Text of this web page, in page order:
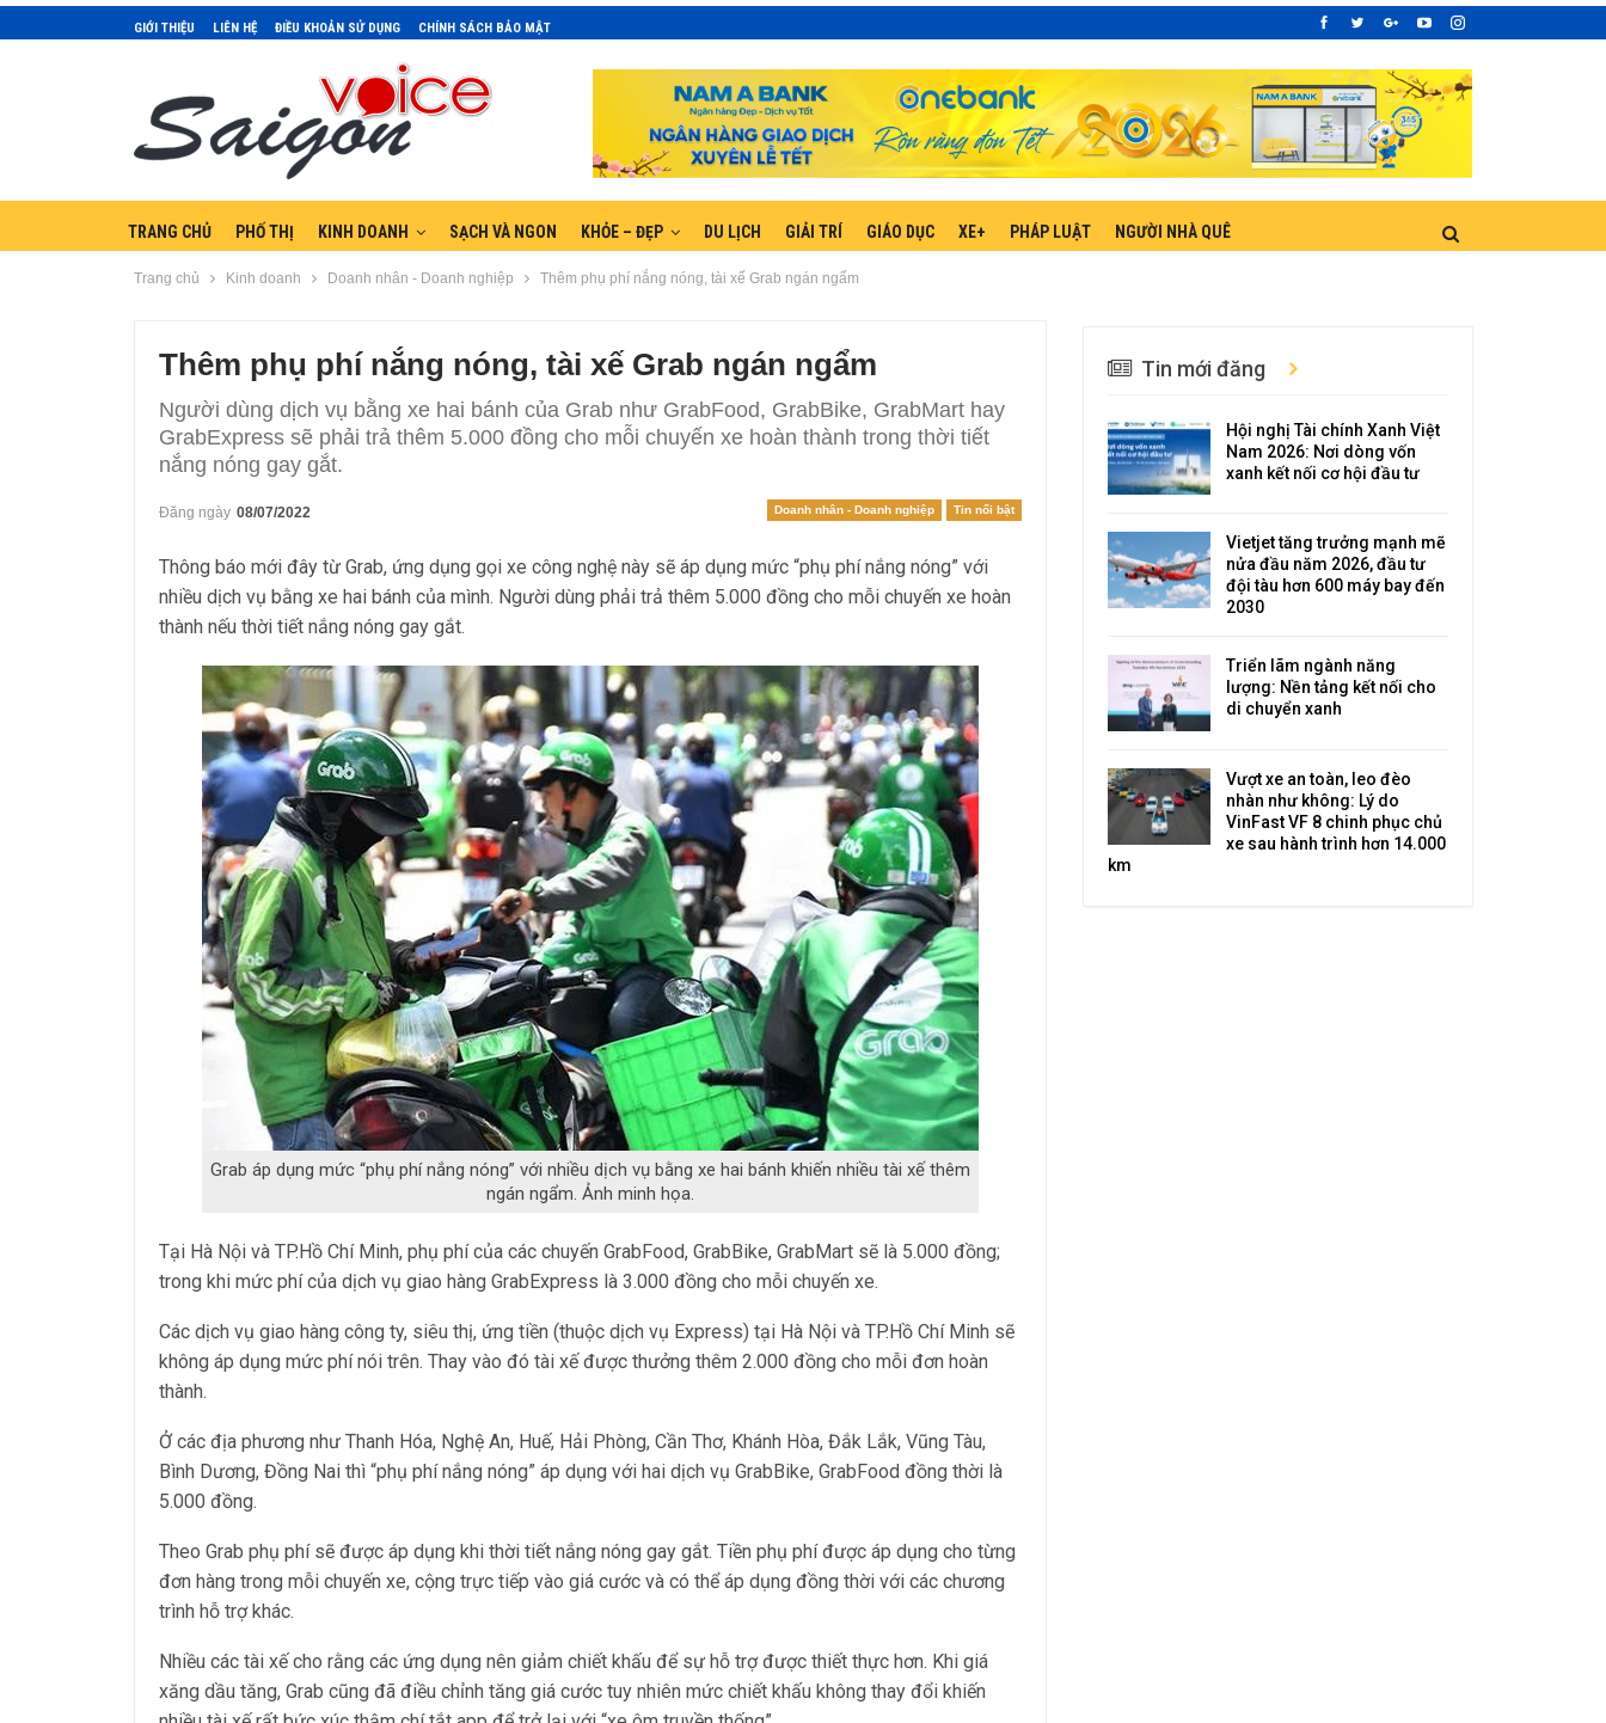
GIỚI THIỆU LIÊN HỆ ĐIỀU KHOẢN SỬ DỤNG CHÍNH SÁCH BẢO MẬT
TRANG CHỦ PHỐ THỊ KINH DOANH SẠCH VÀ NGON KHỎE – ĐẸP DU LỊCH GIẢI TRÍ GIÁO DỤC XE+ PHÁP LUẬT NGƯỜI NHÀ QUÊ
Trang chủ Kinh doanh Doanh nhân - Doanh nghiệp Thêm phụ phí nắng nóng, tài xế Grab ngán ngẩm
Thêm phụ phí nắng nóng, tài xế Grab ngán ngẩm
Người dùng dịch vụ bằng xe hai bánh của Grab như GrabFood, GrabBike, GrabMart hay
GrabExpress sẽ phải trả thêm 5.000 đồng cho mỗi chuyến xe hoàn thành trong thời tiết
nắng nóng gay gắt.
Doanh nhân - Doanh nghiệp Tin nổi bật
Đăng ngày 08/07/2022
Thông báo mới đây từ Grab, ứng dụng gọi xe công nghệ này sẽ áp dụng mức “phụ phí nắng nóng” với
nhiều dịch vụ bằng xe hai bánh của mình. Người dùng phải trả thêm 5.000 đồng cho mỗi chuyến xe hoàn
thành nếu thời tiết nắng nóng gay gắt.
Grab áp dụng mức “phụ phí nắng nóng” với nhiều dịch vụ bằng xe hai bánh khiến nhiều tài xế thêm
ngán ngẩm. Ảnh minh họa.
Tại Hà Nội và TP.Hồ Chí Minh, phụ phí của các chuyến GrabFood, GrabBike, GrabMart sẽ là 5.000 đồng;
trong khi mức phí của dịch vụ giao hàng GrabExpress là 3.000 đồng cho mỗi chuyến xe.
Các dịch vụ giao hàng công ty, siêu thị, ứng tiền (thuộc dịch vụ Express) tại Hà Nội và TP.Hồ Chí Minh sẽ
không áp dụng mức phí nói trên. Thay vào đó tài xế được thưởng thêm 2.000 đồng cho mỗi đơn hoàn
thành.
Ở các địa phương như Thanh Hóa, Nghệ An, Huế, Hải Phòng, Cần Thơ, Khánh Hòa, Đắk Lắk, Vũng Tàu,
Bình Dương, Đồng Nai thì “phụ phí nắng nóng” áp dụng với hai dịch vụ GrabBike, GrabFood đồng thời là
5.000 đồng.
Theo Grab phụ phí sẽ được áp dụng khi thời tiết nắng nóng gay gắt. Tiền phụ phí được áp dụng cho từng
đơn hàng trong mỗi chuyến xe, cộng trực tiếp vào giá cước và có thể áp dụng đồng thời với các chương
trình hỗ trợ khác.
Nhiều các tài xế cho rằng các ứng dụng nên giảm chiết khấu để sự hỗ trợ được thiết thực hơn. Khi giá
xăng dầu tăng, Grab cũng đã điều chỉnh tăng giá cước tuy nhiên mức chiết khấu không thay đổi khiến
Tin mới đăng
Hội nghị Tài chính Xanh Việt
Nam 2026: Nơi dòng vốn
xanh kết nối cơ hội đầu tư
Vietjet tăng trưởng mạnh mẽ
nửa đầu năm 2026, đầu tư
đội tàu hơn 600 máy bay đến
2030
Triển lãm ngành năng
lượng: Nền tảng kết nối cho
di chuyển xanh
Vượt xe an toàn, leo đèo
nhàn như không: Lý do
VinFast VF 8 chinh phục chủ
xe sau hành trình hơn 14.000
km